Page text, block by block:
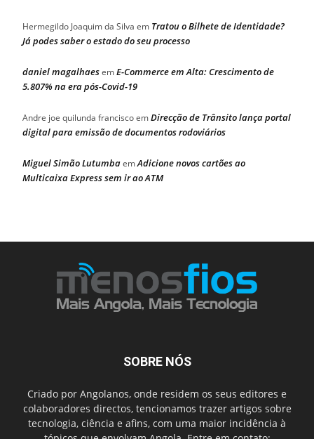
Hermegildo Joaquim da Silva em Tratou o Bilhete de Identidade?
Já podes saber o estado do seu processo
daniel magalhaesemE-Commerce em Alta: Crescimento de
5.807% na era pós-Covid-19
Andre joe quilunda franciscoemDirecção de Trânsito lança portal
digital para emissão de documentos rodoviários
Miguel Simão LutumbaemAdicione novos cartões ao
Multicaixa Express sem ir ao ATM
SOBRE NÓS
Criado por Angolanos, onde residem os seus editores e
colaboradores directos, tencionamos trazer artigos sobre
tecnologia, ciência e afins, com uma maior incidência à